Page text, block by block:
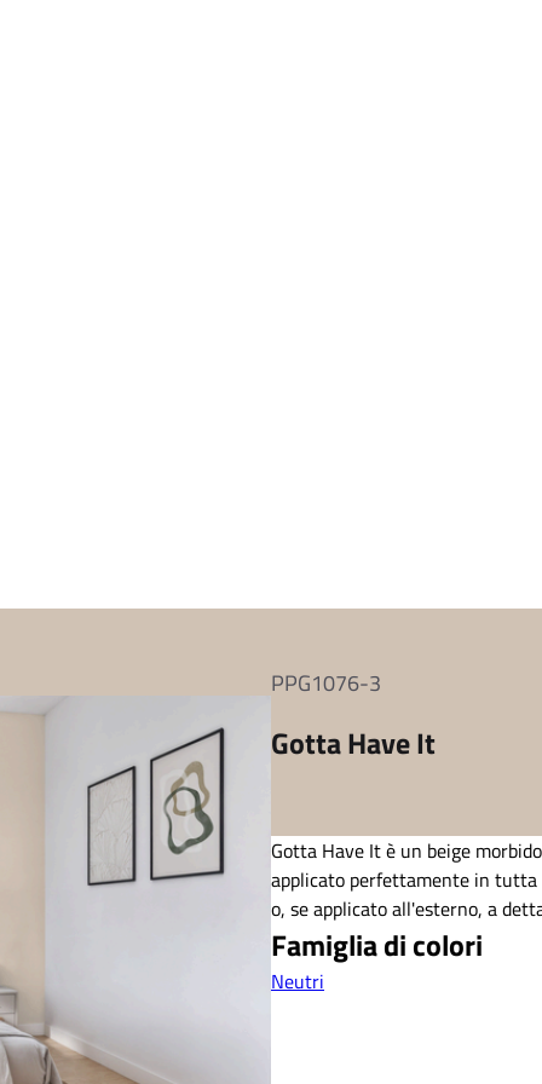
PPG1076-3
Gotta Have It
Gotta Have It è un beige
applicato perfettamente in tutta
o, se applicato all'esterno, a
Famiglia di colori
Neutri